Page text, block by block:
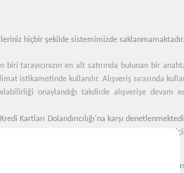
hiçbir şekilde sistemimizde saklanmamaktadır.
tarayıcınızın en alt satırında bulunan bir
kullanılır. Alışveriş sırasında
onaylandığı takdirde alışverişe
Dolandırıcılığı'na karşı
onaylanması gereklidir. Bu bilgilerin kontrolü
başkalarının sizinle ilgili bilgilere